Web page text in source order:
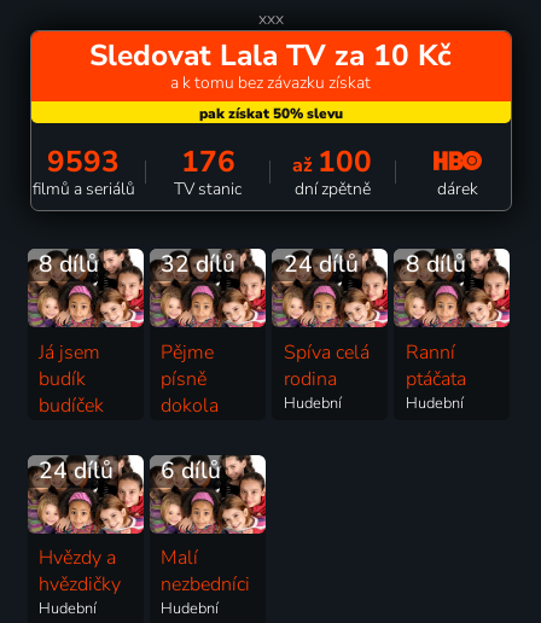
xxx
Sledovat Lala TV za 10 Kč
a k tomu bez závazku získat
9593
filmů a seriálů
176
TV stanic
až 100
dní zpětně dárek
8 dílů
Já jsem
budík
budíček
32 dílů
Pějme
písně
dokola
24 dílů
Spíva celá
rodina
Hudební
8 dílů
Ranní
ptáčata
Hudební
24 dílů
Hvězdy a
hvězdičky
Hudební
6 dílů
Malí
nezbedníci
Hudební